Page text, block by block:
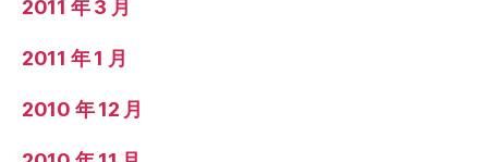
2011 年 3 月
2011 年 1 月
2010 年 12 月